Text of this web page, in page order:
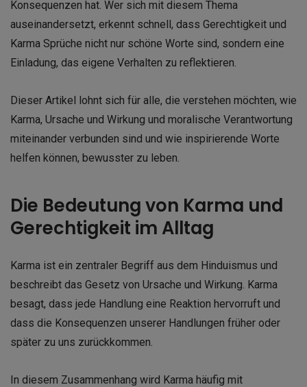
Konsequenzen hat. Wer sich mit diesem Thema
auseinandersetzt, erkennt schnell, dass Gerechtigkeit und
Karma Sprüche nicht nur schöne Worte sind, sondern eine
Einladung, das eigene Verhalten zu reflektieren.
Dieser Artikel lohnt sich für alle, die verstehen möchten, wie
Karma, Ursache und Wirkung und moralische Verantwortung
miteinander verbunden sind und wie inspirierende Worte
helfen können, bewusster zu leben.
Die Bedeutung von Karma und
Gerechtigkeit im Alltag
Karma ist ein zentraler Begriff aus dem Hinduismus und
beschreibt das Gesetz von Ursache und Wirkung. Karma
besagt, dass jede Handlung eine Reaktion hervorruft und
dass die Konsequenzen unserer Handlungen früher oder
später zu uns zurückkommen.
In diesem Zusammenhang wird Karma häufig mit